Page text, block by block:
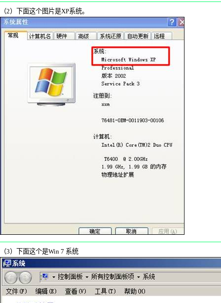
（2）下面这个图片是XP系统。
（3）下面这个是Win 7 系统